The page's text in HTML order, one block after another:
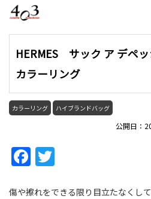
HERMES サック ア デペ
カラーリング
カラーリング ハイブランドバッグ
公開日：
Facebook
傷や擦れをできる限り目立たなくし